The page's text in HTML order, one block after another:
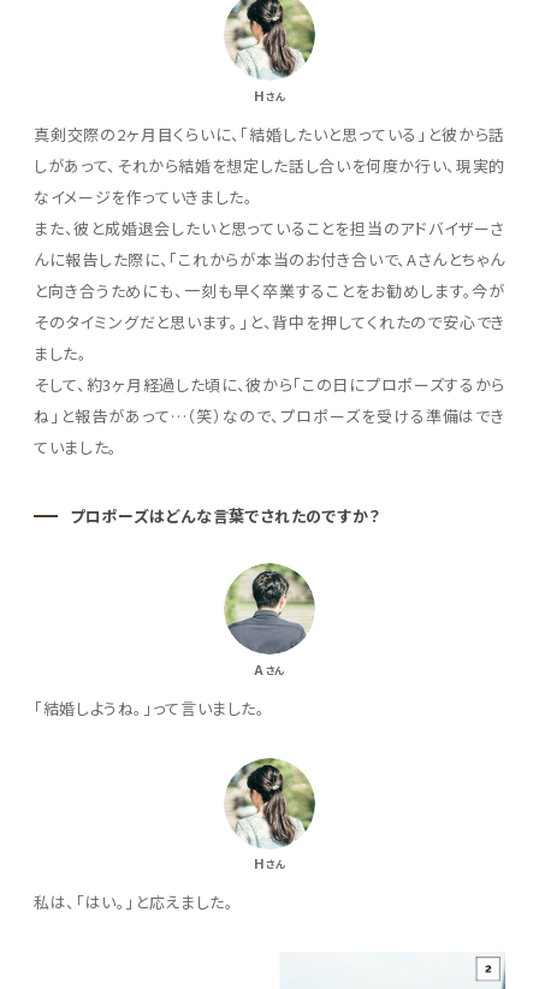
Hさん
真剣交際の2ヶ月目くらいに、「結婚したいと思っている」と彼から話
しがあって、それから結婚を想定した話し合いを何度か行い、現実的
なイメージを作っていきました。
また、彼と成婚退会したいと思っていることを担当のアドバイザーさ
んに報告した際に、「これからが本当のお付き合いで、Aさんとちゃん
と向き合うためにも、一刻も早く卒業することをお勧めします。今が
そのタイミングだと思います。」と、背中を押してくれたので安心でき
ました。
そして、約3ヶ月経過した頃に、彼から「この日にプロポーズするから
ね」と報告があって…（笑）なので、プロポーズを受ける準備はでき
ていました。
プロポーズはどんな言葉でされたのですか？
Aさん
「結婚しようね。」って言いました。
Hさん
私は、「はい。」と応えました。